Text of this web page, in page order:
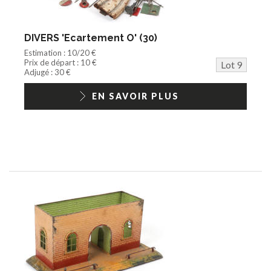
DIVERS 'Ecartement O' (30)
Estimation : 10/20 €
Prix de départ : 10 €
Lot 9
Adjugé : 30 €
EN SAVOIR PLUS